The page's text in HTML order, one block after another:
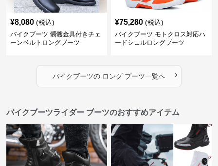
¥8,080 (税込)
バイクブーツ 髑髏金具付きチェ
ーンベルトロングブーツ
¥75,280 (税込)
バイクブーツ モトクロス対応ハ
ードシェルロングブーツ
バイクブーツのロング ブーツ一覧へ ›
バイクブーツライダー ブーツのおすすめアイテム